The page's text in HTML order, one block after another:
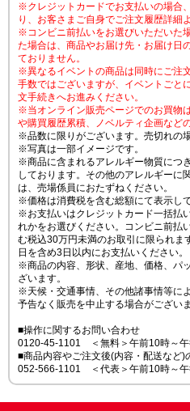
※クレジットカードでお支払いの場合
り、お客さまご自身でご注文履歴詳細
※コンビニ前払いをお選びいただいた
た場合は、商品やお届け先・お届け日
ておりません。
※異なるイベントの商品は同時にご注
手数ではございますが、イベントごと
文手続きへお進みください。
※当オンライン販売ページでのお買物
や購買履歴累積、ノベルティ企画など
※品数に限りがございます。売切れの
※写真は一部イメージです。
※商品に含まれるアレルギー物質につ
しております。その他のアレルギーに
は、売場係員におたずねください。
※価格は消費税を含む総額にて表示して
※お支払いはクレジットカード一括払
れかをお選びください。コンビニ前払
む税込30万円未満のお取引に限られま
日を含め3日以内にお支払いください。
※商品の内容、形状、産地、価格、パ
ざいます。
※天候・交通事情、その他諸事情等に
予告なく販売を中止する場合がございま
■操作に関するお問い合わせ
0120-45-1101 ＜無料＞午前10時～
■商品内容やご注文後(内容・配送など)
052-566-1101 ＜代表＞午前10時～